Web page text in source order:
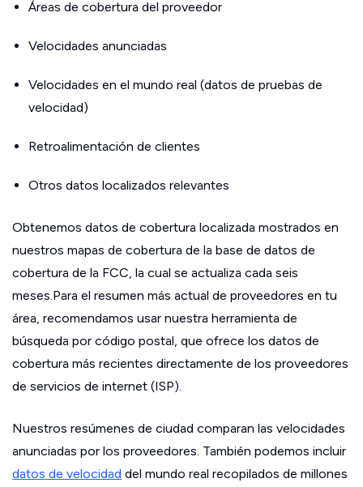
Áreas de cobertura del proveedor
Velocidades anunciadas
Velocidades en el mundo real (datos de pruebas de
velocidad)
Retroalimentación de clientes
Otros datos localizados relevantes
Obtenemos datos de cobertura localizada mostrados en
nuestros mapas de cobertura de la base de datos de
cobertura de la FCC, la cual se actualiza cada seis
meses.Para el resumen más actual de proveedores en tu
área, recomendamos usar nuestra herramienta de
búsqueda por código postal, que ofrece los datos de
cobertura más recientes directamente de los proveedores
de servicios de internet (ISP).
Nuestros resúmenes de ciudad comparan las velocidades
anunciadas por los proveedores. También podemos incluir
datos de velocidad del mundo real recopilados de millones